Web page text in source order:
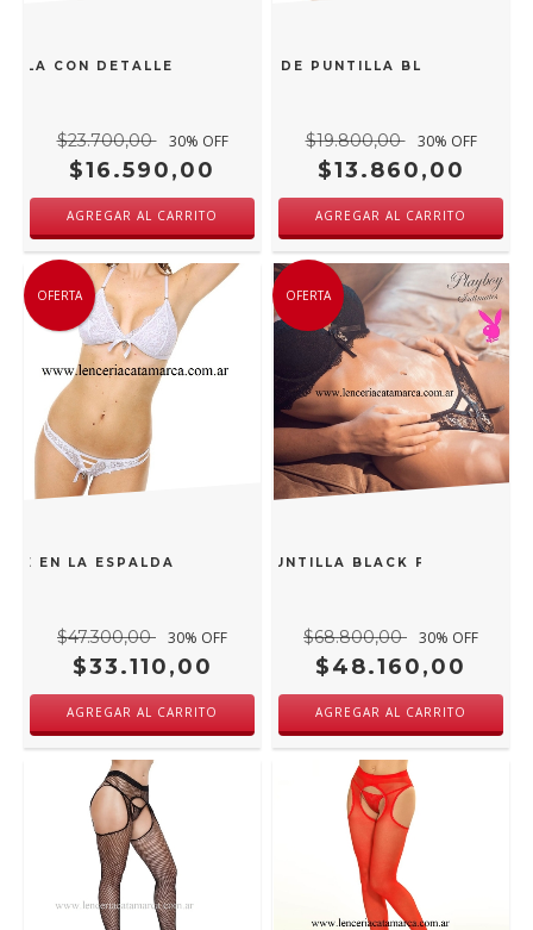
CON DETALLES DE TACHAS DIAMOND 23255B
$23.700,00 30% OFF
$16.590,00
AGREGAR AL CARRITO
PLAYBOY COLALESS DE PUNTILLA BLACK
$19.800,00 30% OFF
$13.860,00
AGREGAR AL CARRITO
OFERTA
EN LA ESPALDA BLACK FRIDAY CON COLALESS DE
$47.300,00 30% OFF
$33.110,00
AGREGAR AL CARRITO
OFERTA
CONJUNTO TAZA SOFT DE PUNTILLA BLACK FRIDAY
$68.800,00 30% OFF
$48.160,00
AGREGAR AL CARRITO